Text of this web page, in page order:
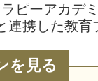
ピーアカデ
連携した教
を見る